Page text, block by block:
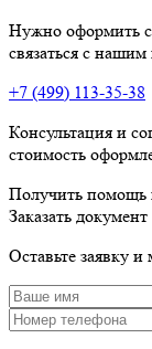
Нужно оформить
связаться с
+7 (499) 113-35-38
Консультация и
стоимость
Получить помощь
Заказать документ
Оставьте заявку